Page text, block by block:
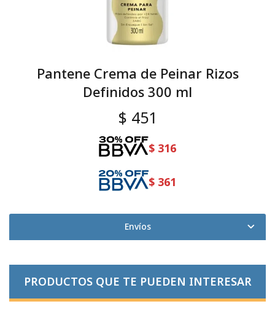
Pantene Crema de Peinar Rizos
Definidos 300 ml
$ 451
$ 316
$ 361
Envíos
PRODUCTOS QUE TE PUEDEN INTERESAR